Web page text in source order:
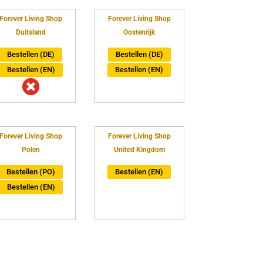
Forever Living Shop
Duitsland
Bestellen (DE)
Bestellen (EN)

Forever Living Shop
Oostenrijk
Bestellen (DE)
Bestellen (EN)
Forever Living Shop
Polen
Bestellen (PO)
Bestellen (EN)
Forever Living Shop
United Kingdom
Bestellen (EN)